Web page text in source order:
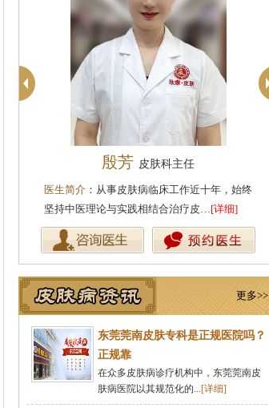
殷芳 皮肤科主任
医生简介 ：从事皮肤病临床工作近十年，始终
坚持中医理论与实践相结合治疗皮…[详细]
更多>>
东莞莞南皮肤专科是正规医院吗？
正规靠
在众多皮肤病诊疗机构中，东莞莞南皮
肤病医院以其规范化的...[详细]